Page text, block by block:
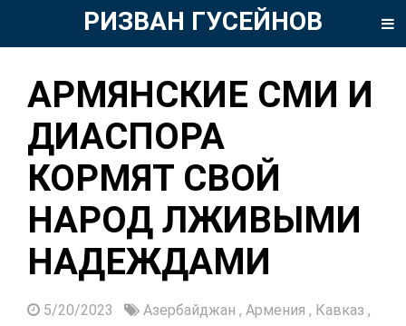
РИЗВАН ГУСЕЙНОВ
АРМЯНСКИЕ СМИ И
ДИАСПОРА
КОРМЯТ СВОЙ
НАРОД ЛЖИВЫМИ
НАДЕЖДАМИ
5/20/2023 Азербайджан , Армения , Кавказ ,